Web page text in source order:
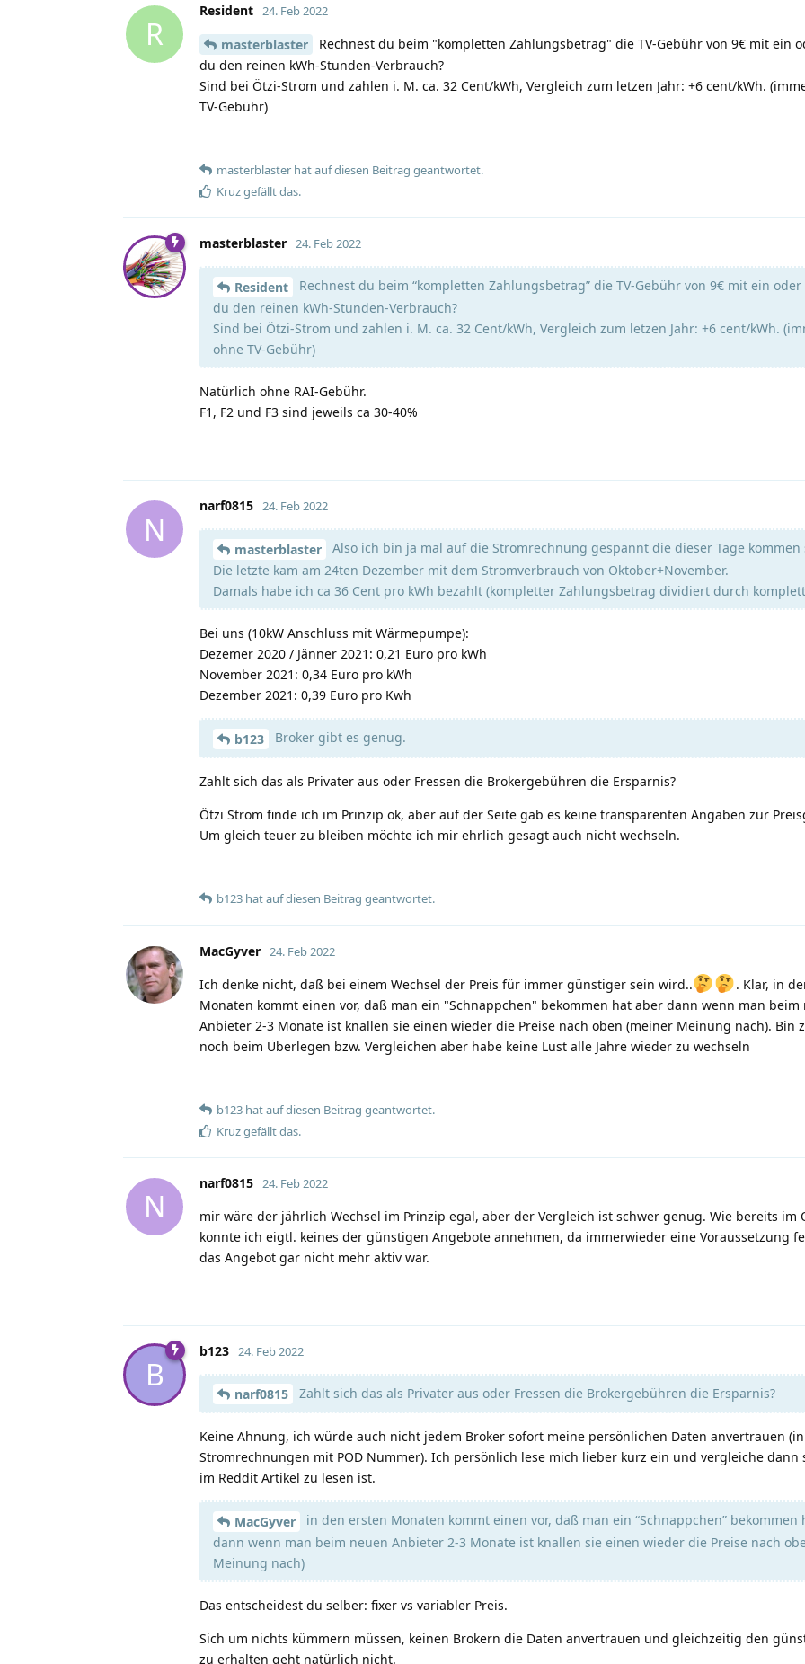
R
Resident 24. Feb 2022
masterblaster
Rechnest du beim "kompletten Zahlungsbetrag" die TV-Gebühr von 9€ mit ein
du den reinen kWh-Stunden-Verbrauch?
Sind bei Ötzi-Strom und zahlen i. M. ca. 32 Cent/kWh, Vergleich zum letzen Jahr: +6 cent/kWh.
TV-Gebühr)
masterblaster hatauf diesen Beitrag geantwortet.
Kruzgefällt das.
masterblaster 24. Feb 2022
Resident
Rechnest du beim “kompletten Zahlungsbetrag” die TV-Gebühr von 9€ mit ein
du den reinen kWh-Stunden-Verbrauch?
Sind bei Ötzi-Strom und zahlen i. M. ca. 32 Cent/kWh, Vergleich zum letzen Jahr: +6 cent/kWh.
ohne TV-Gebühr)
Natürlich ohne RAI-Gebühr.
F1, F2 und F3 sind jeweils ca 30-40%
N
narf0815 24. Feb 2022
masterblaster
Also ich bin ja mal auf die Stromrechnung gespannt die dieser Tage kommen
Die letzte kam am 24ten Dezember mit dem Stromverbrauch von Oktober+November.
Damals habe ich ca 36 Cent pro kWh bezahlt (kompletter Zahlungsbetrag dividiert durch
Bei uns (10kW Anschluss mit Wärmepumpe):
Dezemer 2020 / Jänner 2021: 0,21 Euro pro kWh
November 2021: 0,34 Euro pro kWh
Dezember 2021: 0,39 Euro pro Kwh
b123 Broker gibt es genug.
Zahlt sich das als Privater aus oder Fressen die Brokergebühren die Ersparnis?
Ötzi Strom finde ich im Prinzip ok, aber auf der Seite gab es keine transparenten Angaben zur
Um gleich teuer zu bleiben möchte ich mir ehrlich gesagt auch nicht wechseln.
b123 hatauf diesen Beitrag geantwortet.
MacGyver 24. Feb 2022
Ich denke nicht, daß bei einem Wechsel der Preis für immer günstiger sein wird..
. Klar, in
Monaten kommt einen vor, daß man ein "Schnappchen" bekommen hat aber dann wenn man beim
Anbieter 2-3 Monate ist knallen sie einen wieder die Preise nach oben (meiner Meinung nach). Bin
noch beim Überlegen bzw. Vergleichen aber habe keine Lust alle Jahre wieder zu wechseln
b123 hatauf diesen Beitrag geantwortet.
Kruzgefällt das.
N
narf0815 24. Feb 2022
mir wäre der jährlich Wechsel im Prinzip egal, aber der Vergleich ist schwer genug. Wie bereits im
konnte ich eigtl. keines der günstigen Angebote annehmen, da immerwieder eine Voraussetzung
das Angebot gar nicht mehr aktiv war.
B
b123 24. Feb 2022
narf0815 Zahlt sich das als Privater aus oder Fressen die Brokergebühren die Ersparnis?
Keine Ahnung, ich würde auch nicht jedem Broker sofort meine persönlichen Daten anvertrauen
Stromrechnungen mit POD Nummer). Ich persönlich lese mich lieber kurz ein und vergleiche dann
im Reddit Artikel zu lesen ist.
MacGyver
in den ersten Monaten kommt einen vor, daß man ein “Schnappchen” bekommen
dann wenn man beim neuen Anbieter 2-3 Monate ist knallen sie einen wieder die Preise nach
Meinung nach)
Das entscheidest du selber: fixer vs variabler Preis.
Sich um nichts kümmern müssen, keinen Brokern die Daten anvertrauen und gleichzeitig den
zu erhalten geht natürlich nicht.